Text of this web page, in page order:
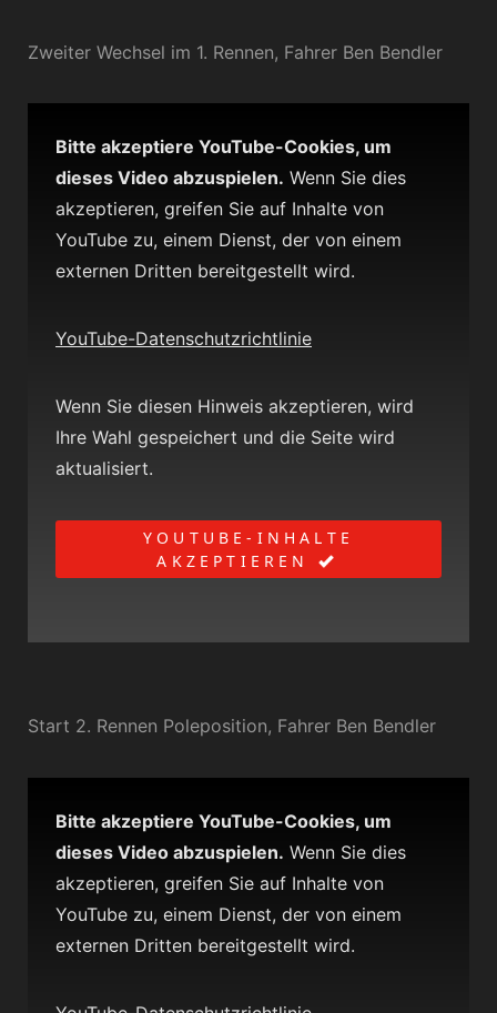
Zweiter Wechsel im 1. Rennen, Fahrer Ben Bendler
Bitte akzeptiere YouTube-Cookies, um
dieses Video abzuspielen. Wenn Sie dies
akzeptieren, greifen Sie auf Inhalte von
YouTube zu, einem Dienst, der von einem
externen Dritten bereitgestellt wird.
YouTube-Datenschutzrichtlinie
Wenn Sie diesen Hinweis akzeptieren, wird
Ihre Wahl gespeichert und die Seite wird
aktualisiert.
YOUTUBE-INHALTE
AKZEPTIEREN
Start 2. Rennen Poleposition, Fahrer Ben Bendler
Bitte akzeptiere YouTube-Cookies, um
dieses Video abzuspielen. Wenn Sie dies
akzeptieren, greifen Sie auf Inhalte von
YouTube zu, einem Dienst, der von einem
externen Dritten bereitgestellt wird.